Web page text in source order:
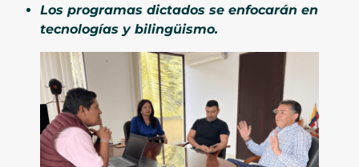
Los programas dictados se enfocarán en
tecnologías y bilingüismo.